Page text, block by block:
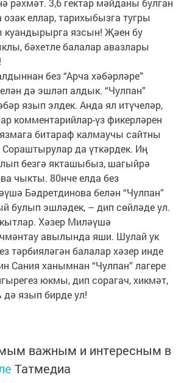
рәхмәт. 3,6 гектар мәйданы булган
озак еллар, тарихыбызга тугры
куандырырга язсын! Җәен бу
бәхетле балалар авазлары
без “Арча хәбәрләре”
дә эшләп алдык. “Чулпан”
язып элдек. Анда ял итүчеләр,
комментарийлар-үз фикерләрен
битараф калмаучы сайтны
да үткәрдек. Иң
безгә якташыбыз, шагыйрә
чыкты. 80нче елда без
Бәдретдинова белән “Чулпан”
булып эшләдек, – дип сөйләде ул.
Хәзер Миләүшә
авылында яши. Шулай ук
тәрбияләгән балалар хәзер инде
Сания ханымнан “Чулпан” лагере
юкмы, дип сорагач, хикмәт,
язып бирде ул!
важным и интересным в
Татмедиа